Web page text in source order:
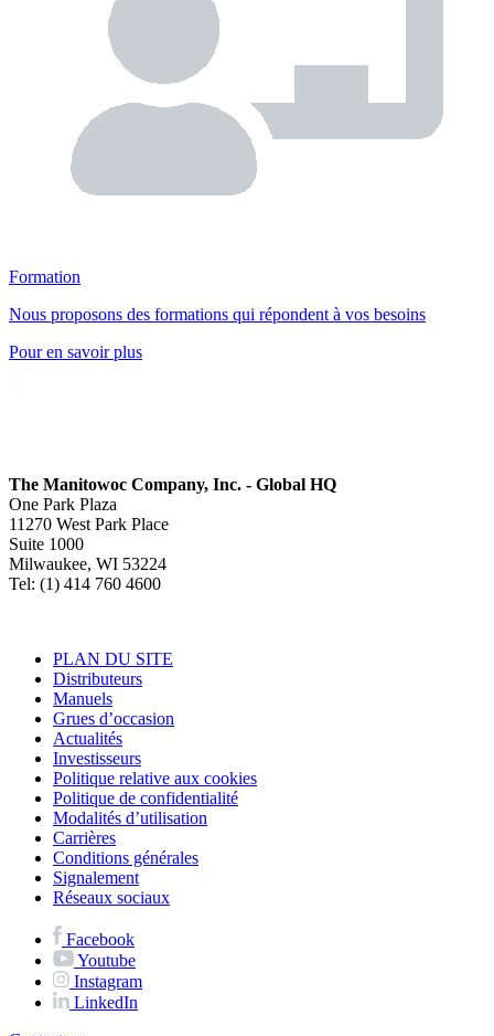
Formation
Nous proposons des formations qui répondent à vos besoins
Pour en savoir plus
The Manitowoc Company, Inc. - Global HQ
One Park Plaza
11270 West Park Place
Suite 1000
Milwaukee, WI 53224
Tel: (1) 414 760 4600
PLAN DU SITE
Distributeurs
Manuels
Grues d’occasion
Actualités
Investisseurs
Politique relative aux cookies
Politique de confidentialité
Modalités d’utilisation
Carrières
Conditions générales
Signalement
Réseaux sociaux
Facebook
Youtube
Instagram
LinkedIn